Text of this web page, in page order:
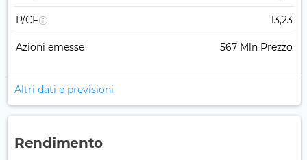
P/CF 13,23
Azioni emesse 567 Mln Prezzo
Altri dati e previsioni
Rendimento